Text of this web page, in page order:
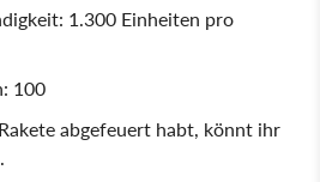
1.300 Einheiten pro
100
abgefeuert habt, könnt ihr